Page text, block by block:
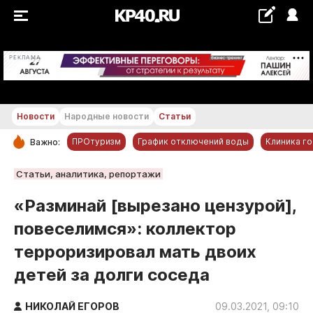
РЕКЛАМА +20...+21 °С
РУБРИКИ
Новости компаний
Статьи
Народные новости
Авто и транспорт
Благоустройство
Новости Народные новости Статьи
Важно: ПРОтуризм График отключений воды Клиника
Статьи, аналитика, репортажи
«Разминай [вырезано цензурой],
повеселимся»: коллектор
терроризировал мать двоих
детей за долги соседа
НИКОЛАЙ ЕГОРОВ 09.03.2021, 09:10